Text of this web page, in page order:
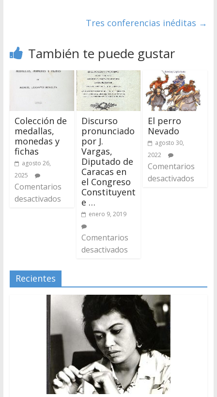
Tres conferencias inéditas →
También te puede gustar
Colección de
medallas,
monedas y
fichas
agosto 26,
2025
Comentarios
desactivados
Discurso
pronunciado
por J.
Vargas,
Diputado de
Caracas en
el Congreso
Constituyent
e …
enero 9, 2019
Comentarios
desactivados
El perro
Nevado
agosto 30,
2022
Comentarios
desactivados
Recientes